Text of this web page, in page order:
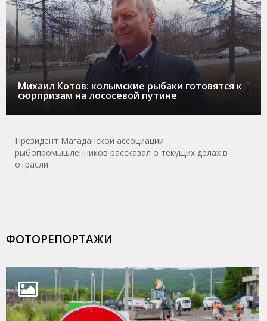
Михаил Котов: колымские рыбаки готовятся к
сюрпризам на лососевой путине
Президент Магаданской ассоциации
рыбопромышленников рассказал о текущих делах в
отрасли
ФОТОРЕПОРТАЖИ